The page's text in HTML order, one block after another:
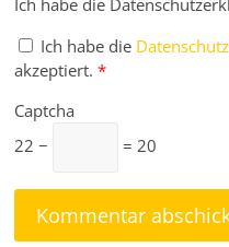
Ich habe die
Ich habe die
akzeptiert. *
Captcha
22 −
= 20